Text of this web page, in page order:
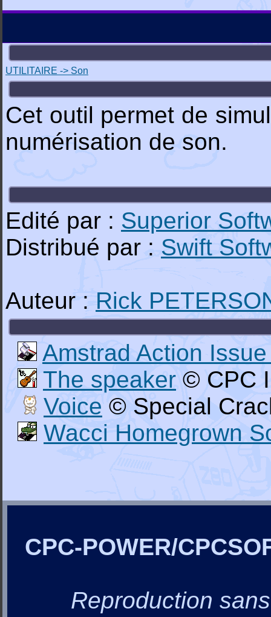
UTILITAIRE -> Son
Cet outil permet de
numérisation de son.
Edité par : Superior
Distribué par : Swift
Auteur : Rick
Amstrad Action
The speaker © CPC
Voice © Special
Wacci Homegrown
CPC-POWER/
Reproduction